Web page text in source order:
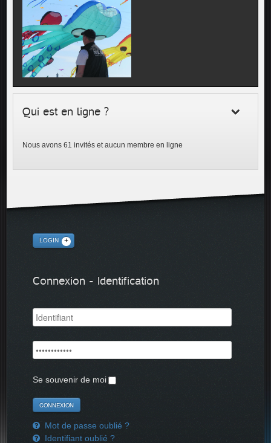
Qui est en ligne ?
Nous avons 61 invités et aucun membre en ligne
LOGIN
Connexion - Identification
Se souvenir de moi
Mot de passe oublié ?
Identifiant oublié ?